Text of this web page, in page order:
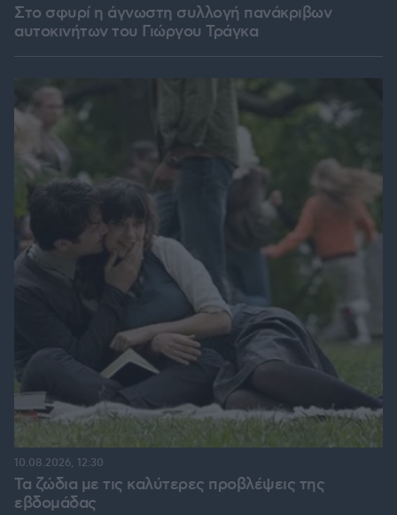
Στο σφυρί η άγνωστη συλλογή πανάκριβων
αυτοκινήτων του Γιώργου Τράγκα
Τα ζώδια με τις καλύτερες προβλέψεις της
εβδομάδας
10.08.2026, 12:30